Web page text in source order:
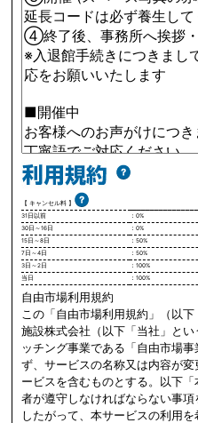
【 キャンセル料 】
31日以前
：0%
30日～16日
：0%
15日～8日
：50%
7日～4日
：50%
3日～2日
：100%
当日
：100%
自由市場利用規約
この「自由市場利用規約」（以
施設株式会社（以下「当社」と
ッチング事業である「自由市場
ず、サービスの名称又は内容が
ービスを含むものとする。以下
者が遵守しなければならない事項
したがって、本サービスの利用